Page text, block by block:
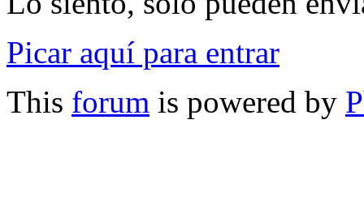
Picar aquí para entrar
This forum is powered by